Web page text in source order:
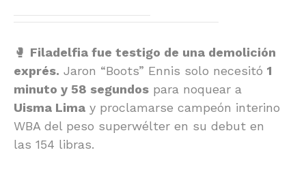
🥊 Filadelfia fue testigo de una demolición
exprés. Jaron “Boots” Ennis solo necesitó 1
minuto y 58 segundos para noquear a
Uisma Lima y proclamarse campeón interino
WBA del peso superwélter en su debut en
las 154 libras.